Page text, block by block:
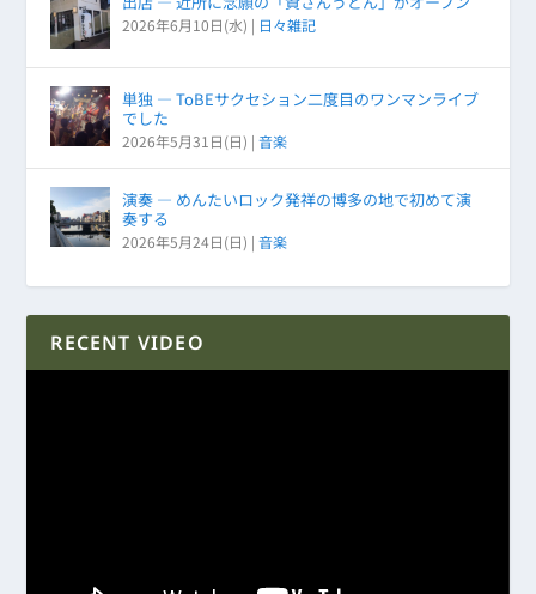
2026年6月10日(水) | 日々雑記
単独 ― ToBEサクセション二度目のワンマンライブ
でした
2026年5月31日(日) |音楽
演奏 ― めんたいロック発祥の博多の地で初めて演
奏する
2026年5月24日(日) |音楽
RECENT VIDEO